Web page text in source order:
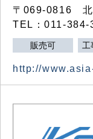
〒069-0816 北
TEL：011-
販売可 工
http://